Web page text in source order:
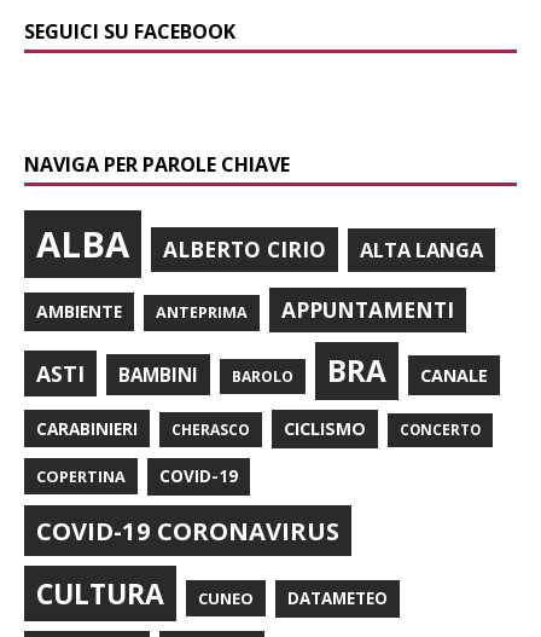
SEGUICI SU FACEBOOK
NAVIGA PER PAROLE CHIAVE
ALBA ALBERTO CIRIO ALTA LANGA
AMBIENTE ANTEPRIMA APPUNTAMENTI
ASTI BAMBINI BAROLO BRA CANALE
CARABINIERI CHERASCO CICLISMO CONCERTO
COPERTINA COVID-19
COVID-19 CORONAVIRUS
CULTURA CUNEO DATAMETEO